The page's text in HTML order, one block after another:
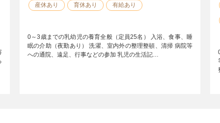
産休あり 育休あり 有給あり
0～3歳までの乳幼児の養育全般（定員25名） 入浴、食事、睡
眠の介助（夜勤あり） 洗濯、室内外の整理整頓、清掃 病院等
への通院、遠足、行事などの参加 乳児の生活記…